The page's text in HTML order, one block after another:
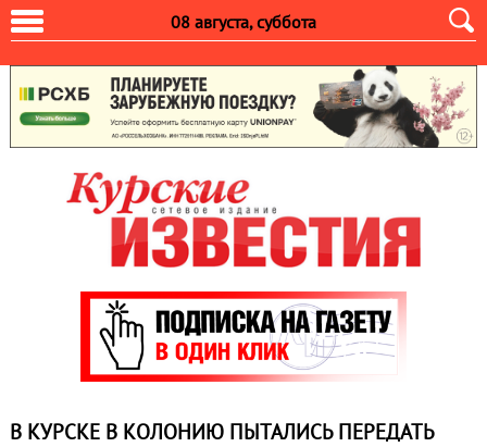
08 августа, суббота
В КУРСКЕ В КОЛОНИЮ ПЫТАЛИСЬ ПЕРЕДАТЬ